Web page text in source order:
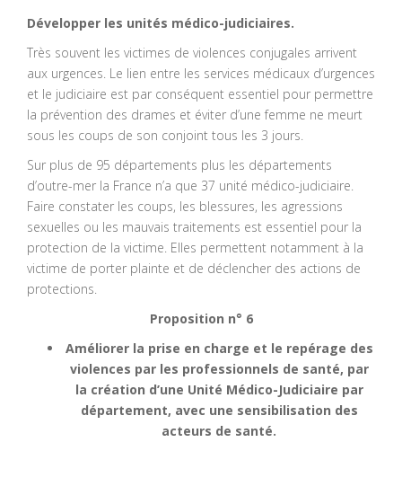
Développer les unités médico-judiciaires.
Très souvent les victimes de violences conjugales arrivent
aux urgences. Le lien entre les services médicaux d’urgences
et le judiciaire est par conséquent essentiel pour permettre
la prévention des drames et éviter d’une femme ne meurt
sous les coups de son conjoint tous les 3 jours.
Sur plus de 95 départements plus les départements
d’outre-mer la France n’a que 37 unité médico-judiciaire.
Faire constater les coups, les blessures, les agressions
sexuelles ou les mauvais traitements est essentiel pour la
protection de la victime. Elles permettent notamment à la
victime de porter plainte et de déclencher des actions de
protections.
Proposition n° 6
Améliorer la prise en charge et le repérage des
violences par les professionnels de santé, par
la création d’une Unité Médico-Judiciaire par
département, avec une sensibilisation des
acteurs de santé.